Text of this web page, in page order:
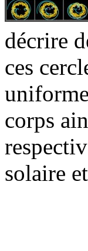
décrire
ces
corps
solaire